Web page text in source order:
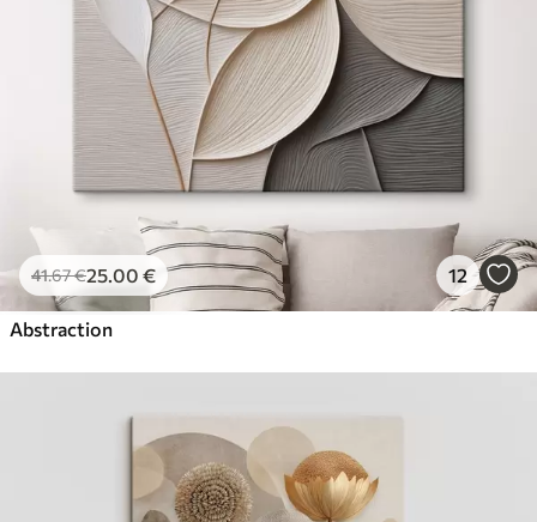
41.67€25.00 € 12
Abstraction